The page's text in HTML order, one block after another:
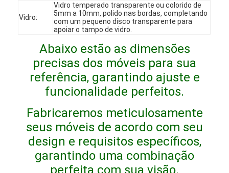
Controle de Qualidade
Contacte-nos
Notícias
Casos
Perguntas frequentes
Converse agora
Vidro:
Vidro temperado transparente ou colorido de
5mm a 10mm, polido nas bordas, completando
com um pequeno disco transparente para
apoiar o tampo de vidro.
Abaixo estão as dimensões
precisas dos móveis para sua
referência, garantindo ajuste e
funcionalidade perfeitos.
Fabricaremos meticulosamente
seus móveis de acordo com seu
design e requisitos específicos,
garantindo uma combinação
perfeita com sua visão.